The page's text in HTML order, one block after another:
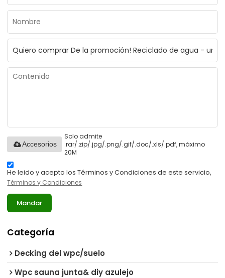
Solo admite
.rar/.zip/.jpg/.png/.gif/.doc/.xls/.pdf, máximo
20M
Accesorios
He leido y acepto los Términos y Condiciones de este servicio,
Términos y Condiciones
Mandar
Categoría
Decking del wpc/suelo
Wpc sauna junta& diy azulejo